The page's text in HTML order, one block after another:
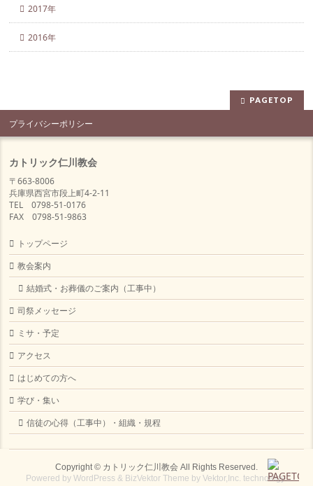
2017年
2016年
PAGETOP
プライバシーポリシー
カトリック仁川教会
〒663-8006
兵庫県西宮市段上町4-2-11
TEL 0798-51-0176
FAX 0798-51-9863
トップページ
教会案内
結婚式・お葬儀のご案内（工事中）
司祭メッセージ
ミサ・予定
アクセス
はじめての方へ
学び・集い
信徒の心得（工事中）・組織・規程
Copyright © カトリック仁川教会All Rights Reserved.
Powered byWordPress & BizVektor Theme byVektor,Inc. technology.